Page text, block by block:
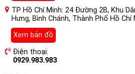
TP Hồ Chí Minh: 24 Đường 2B, Khu
Hưng, Bình Chánh, Thành Phố Hồ Chí
Xem bản đồ
Điện thoại:
0929.983.983